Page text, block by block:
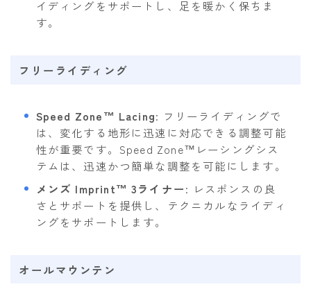
イディングをサポートし、足を暖かく保ちま
す。
フリーライディング
Speed Zone™ Lacing: フリーライディングで
は、変化する地形に迅速に対応できる調整可能
性が重要です。Speed Zone™レーシングシス
テムは、迅速かつ簡単な調整を可能にします。
メンズ Imprint™ 3ライナー: レスポンスの良
さとサポートを提供し、テクニカルなライディ
ングをサポートします。
オールマウンテン